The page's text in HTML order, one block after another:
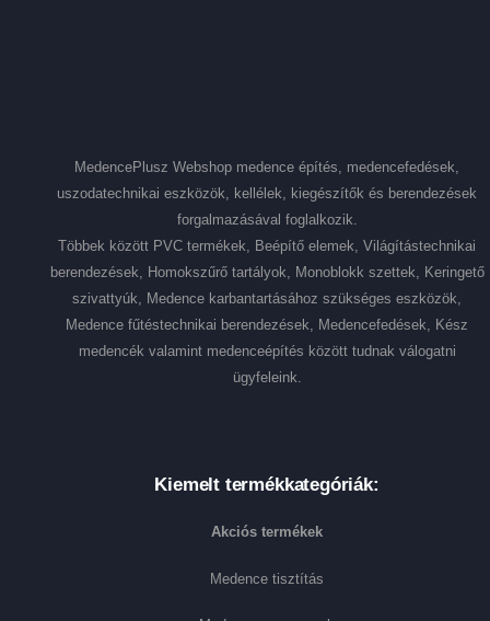
MedencePlusz Webshop medence építés, medencefedések,
uszodatechnikai eszközök, kellélek, kiegészítők és berendezések
forgalmazásával foglalkozik.
Többek között PVC termékek, Beépítő elemek, Világítástechnikai
berendezések, Homokszűrő tartályok, Monoblokk szettek, Keringető
szivattyúk, Medence karbantartásához szükséges eszközök,
Medence fűtéstechnikai berendezések, Medencefedések, Kész
medencék valamint medenceépítés között tudnak válogatni
ügyfeleink.
Kiemelt termékkategóriák:
Akciós termékek
Medence tisztítás